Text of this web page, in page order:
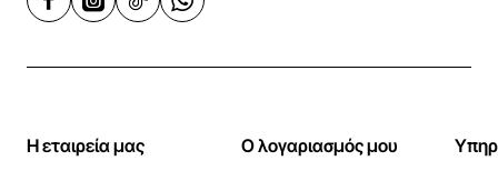
Η εταιρεία μας Ο λογαριασμός μου